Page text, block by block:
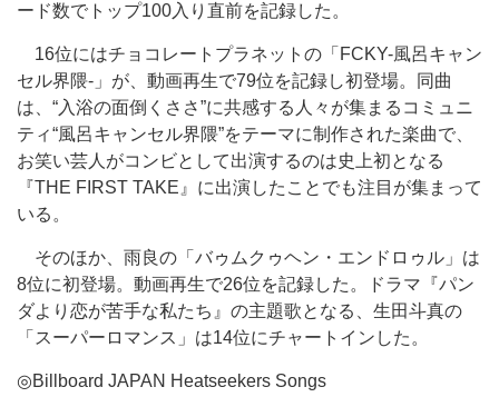
ード数でトップ100入り直前を記録した。
16位にはチョコレートプラネットの「FCKY-風呂キャン
セル界隈-」が、動画再生で79位を記録し初登場。同曲
は、“入浴の面倒くささ”に共感する人々が集まるコミュニ
ティ“風呂キャンセル界隈”をテーマに制作された楽曲で、
お笑い芸人がコンビとして出演するのは史上初となる
『THE FIRST TAKE』に出演したことでも注目が集まって
いる。
そのほか、雨良の「バゥムクゥヘン・エンドロゥル」は
8位に初登場。動画再生で26位を記録した。ドラマ『パン
ダより恋が苦手な私たち』の主題歌となる、生田斗真の
「スーパーロマンス」は14位にチャートインした。
◎Billboard JAPAN Heatseekers Songs